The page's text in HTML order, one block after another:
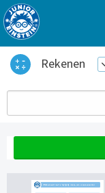
Rekenen